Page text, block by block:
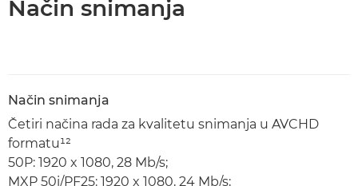
Način snimanja
Način snimanja
Četiri načina rada za kvalitetu snimanja u AVCHD
formatu¹²
50P: 1920 x 1080, 28 Mb/s;
MXP 50i/PF25: 1920 x 1080, 24 Mb/s;